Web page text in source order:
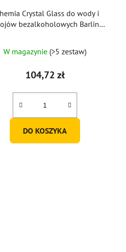
Crystal Glass do wody i
bezalkoholowych Barline
W magazynie (>5 zestaw)
104,72 zł
DO KOSZYKA